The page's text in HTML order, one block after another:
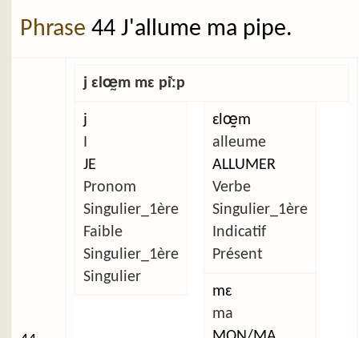
Phrase 44 J'allume ma pipe.
j ɛlœ̰m mɛ pi̜ːp
j
JE
Pronom
Singulier_1ère
Faible
Singulier_1ère
Singulier
ɛlœ̰m
alleume
ALLUMER
Verbe
Singulier_1ère
Indicatif
Présent
mɛ
ma